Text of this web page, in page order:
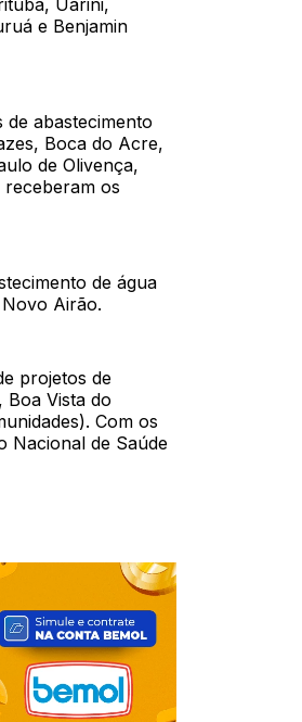
e Benjamin
abastecimento
Boca do Acre,
de Olivença,
os
de água
Airão.
projetos de
Boa Vista do
Com os
Nacional de Saúde